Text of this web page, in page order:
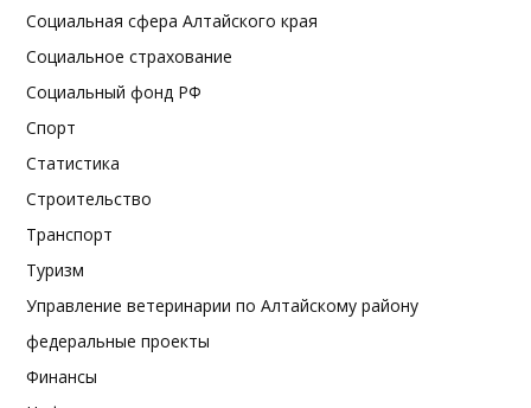
Социальная сфера Алтайского края
Социальное страхование
Социальный фонд РФ
Спорт
Статистика
Строительство
Транспорт
Туризм
Управление ветеринарии по Алтайскому району
федеральные проекты
Финансы